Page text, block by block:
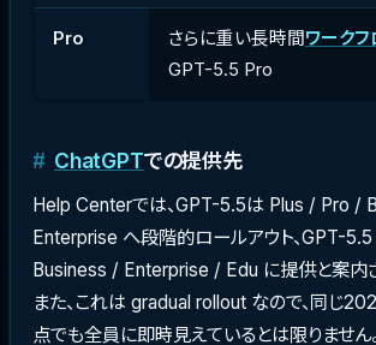
Pro さらに重い長時間ワークフ
GPT-5.5 Pro
ChatGPTでの提供先
Help Centerでは、GPT-5.5は Plus / Pro /
Enterprise へ段階的ロールアウト、GPT-
Business / Enterprise / Edu に提供と案内さ
また、これは gradual rollout なので、同じ
点でも全員に即時見えているとは限りません